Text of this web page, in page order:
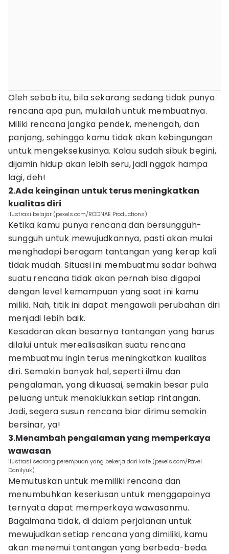
Oleh sebab itu, bila sekarang sedang tidak punya
rencana apa pun, mulailah untuk membuatnya.
Miliki rencana jangka pendek, menengah, dan
panjang, sehingga kamu tidak akan kebingungan
untuk mengeksekusinya. Kalau sudah sibuk begini,
dijamin hidup akan lebih seru, jadi nggak hampa
lagi, deh!
2.Ada keinginan untuk terus meningkatkan
kualitas diri
ilustrasi belajar (pexels.com/RODNAE Productions)
Ketika kamu punya rencana dan bersungguh-
sungguh untuk mewujudkannya, pasti akan mulai
menghadapi beragam tantangan yang kerap kali
tidak mudah. Situasi ini membuatmu sadar bahwa
suatu rencana tidak akan pernah bisa digapai
dengan level kemampuan yang saat ini kamu
miliki. Nah, titik ini dapat mengawali perubahan diri
menjadi lebih baik.
Kesadaran akan besarnya tantangan yang harus
dilalui untuk merealisasikan suatu rencana
membuatmu ingin terus meningkatkan kualitas
diri. Semakin banyak hal, seperti ilmu dan
pengalaman, yang dikuasai, semakin besar pula
peluang untuk menaklukkan setiap rintangan.
Jadi, segera susun rencana biar dirimu semakin
bersinar, ya!
3.Menambah pengalaman yang memperkaya
wawasan
ilustrasi seorang perempuan yang bekerja dari kafe (pexels.com/Pavel
Danilyuk)
Memutuskan untuk memiliki rencana dan
menumbuhkan keseriusan untuk menggapainya
ternyata dapat memperkaya wawasanmu.
Bagaimana tidak, di dalam perjalanan untuk
mewujudkan setiap rencana yang dimiliki, kamu
akan menemui tantangan yang berbeda-beda.